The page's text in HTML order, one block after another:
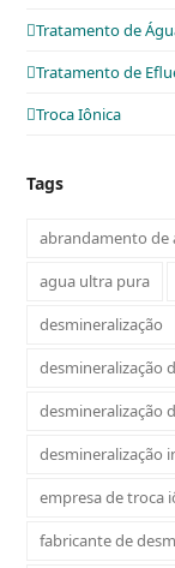
Tratamento de
Tratamento de
Troca Iônica
Tags
abrandamento de
agua ultra pura
desmineralização
desmineralização
desmineralização
desmineralização
empresa de troca
fabricante de